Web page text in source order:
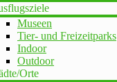
Museen
Tier- und Freizeitparks
Indoor
Outdoor
Orte